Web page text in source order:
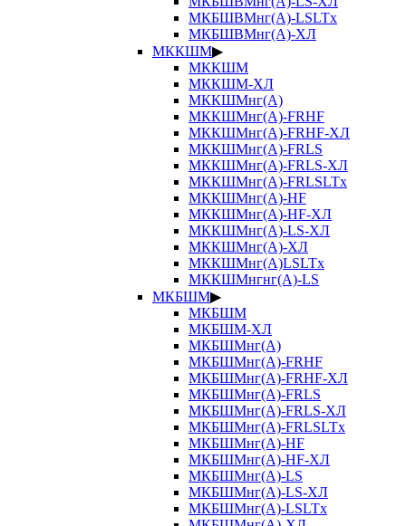
МКБШВМнг(А)-LSLTx
МКБШВМнг(А)-ХЛ
МККШМ▶
МККШМ
МККШМ-ХЛ
МККШМнг(А)
МККШМнг(А)-FRHF
МККШМнг(А)-FRHF-ХЛ
МККШМнг(А)-FRLS
МККШМнг(А)-FRLS-ХЛ
МККШМнг(А)-FRLSLTx
МККШМнг(А)-HF
МККШМнг(А)-HF-ХЛ
МККШМнг(А)-LS-ХЛ
МККШМнг(А)-ХЛ
МККШМнг(А)LSLTx
МККШМнгнг(А)-LS
МКБШМ▶
МКБШМ
МКБШМ-ХЛ
МКБШМнг(А)
МКБШМнг(А)-FRHF
МКБШМнг(А)-FRHF-ХЛ
МКБШМнг(А)-FRLS
МКБШМнг(А)-FRLS-ХЛ
МКБШМнг(А)-FRLSLTx
МКБШМнг(А)-HF
МКБШМнг(А)-HF-ХЛ
МКБШМнг(А)-LS
МКБШМнг(А)-LS-ХЛ
МКБШМнг(А)-LSLTx